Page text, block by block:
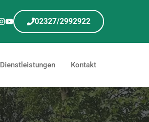
02327/2992922
Dienstleistungen Kontakt